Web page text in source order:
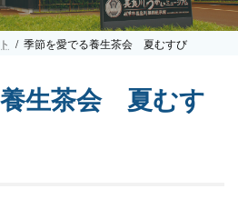
季節を愛でる養生茶会 夏むすび
生茶会 夏むす